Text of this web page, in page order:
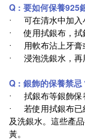
Q : 要如何保養925
‧ 可在清水中加入
‧ 使用拭銀布，拭
‧ 用軟布沾上牙膏
‧ 浸泡洗銀水，再
Q : 銀飾的保養禁忌
‧ 拭銀布等銀飾保
‧ 若使用拭銀布已
及洗銀水。這些產
黃。